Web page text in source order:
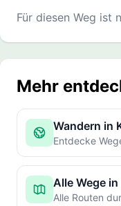
Für diesen Weg ist
Mehr
Wandern in
Entdecke
Alle Wege
Alle Routen